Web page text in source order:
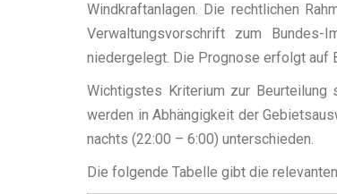
Windkraftanlagen. Die rechtlichen
Verwaltungsvorschrift zum
niedergelegt. Die Prognose erfolgt auf
Wichtigstes Kriterium zur
werden in Abhängigkeit der
nachts (22:00 – 6:00) unterschieden.
Die folgende Tabelle gibt die